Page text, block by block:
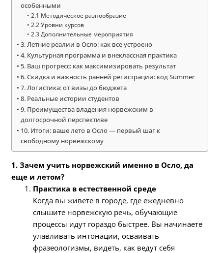
особенными
2.1 Методическое разнообразие
2.2 Уровни курсов
2.3 Дополнительные мероприятия
3. Летние реалии в Осло: как все устроено
4. Культурная программа и внеклассная практика
5. Ваш прогресс: как максимизировать результат
6. Скидка и важность ранней регистрации: код Summer
7. Логистика: от визы до бюджета
8. Реальные истории студентов
9. Преимущества владения норвежским в
долгосрочной перспективе
10. Итоги: ваше лето в Осло — первый шаг к
свободному норвежскому
1. Зачем учить норвежский именно в Осло, да
еще и летом?
Практика в естественной среде
Когда вы живете в городе, где ежедневно
слышите норвежскую речь, обучающие
процессы идут гораздо быстрее. Вы начинаете
улавливать интонации, осваивать
фразеологизмы, видеть, как ведут себя